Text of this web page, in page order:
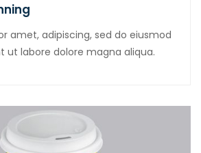
amet, adipiscing, sed do eiusmod
ut labore dolore magna aliqua.